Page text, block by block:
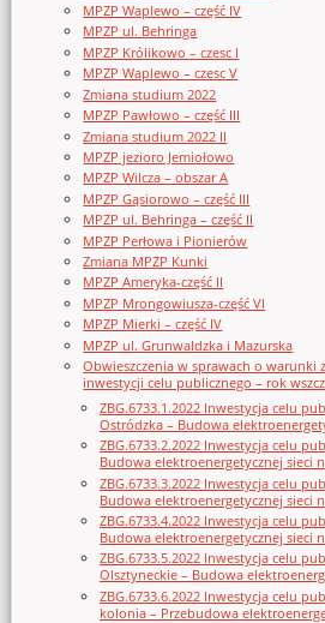
MPZP Waplewo – część IV
MPZP ul. Behringa
MPZP Królikowo – czesc I
MPZP Waplewo – czesc V
Zmiana studium 2022
MPZP Pawłowo – część III
Zmiana studium 2022 II
MPZP jezioro Jemiołowo
MPZP Wilcza – obszar A
MPZP Gąsiorowo – część III
MPZP ul. Behringa – część II
MPZP Perłowa i Pionierów
Zmiana MPZP Kunki
MPZP Ameryka-część II
MPZP Mrongowiusza-część VI
MPZP Mierki – część IV
MPZP ul. Grunwaldzka i Mazurska
Obwieszczenia w sprawach o warunki
inwestycji celu publicznego – rok
ZBG.6733.1.2022 Inwestycja celu
Ostródzka – Budowa
ZBG.6733.2.2022 Inwestycja celu
Budowa elektroenergetycznej sieci
ZBG.6733.3.2022 Inwestycja celu
Budowa elektroenergetycznej sieci
ZBG.6733.4.2022 Inwestycja celu
Budowa elektroenergetycznej sieci
ZBG.6733.5.2022 Inwestycja celu
Olsztyneckie – Budowa
ZBG.6733.6.2022 Inwestycja celu
kolonia – Przebudowa